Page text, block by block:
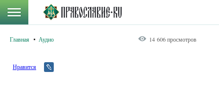
Главная Аудио 14 606 просмотров
Нравится